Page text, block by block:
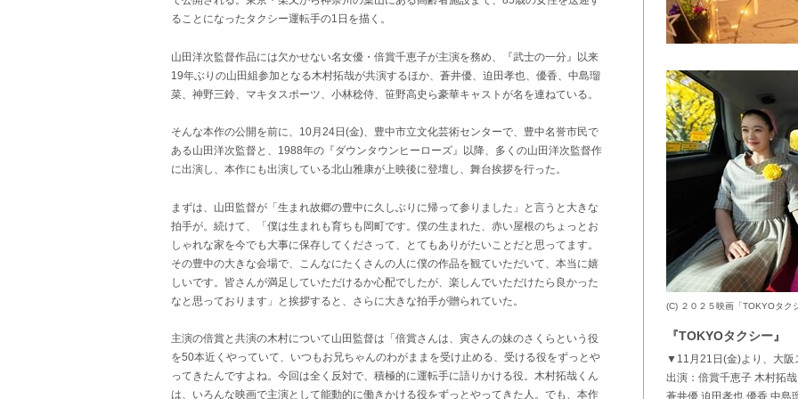
ることになったタクシー運転手の1日を描く。
山田洋次監督作品には欠かせない名女優・倍賞千恵子が主演を務め、『武士の一分』以来
19年ぶりの山田組参加となる木村拓哉が共演するほか、蒼井優、迫田孝也、優香、中島瑠
菜、神野三鈴、マキタスポーツ、小林稔侍、笹野高史ら豪華キャストが名を連ねている。
そんな本作の公開を前に、10月24日(金)、豊中市立文化芸術センターで、豊中名誉市民で
ある山田洋次監督と、1988年の『ダウンタウンヒーローズ』以降、多くの山田洋次監督作
に出演し、本作にも出演している北山雅康が上映後に登壇し、舞台挨拶を行った。
まずは、山田監督が「生まれ故郷の豊中に久しぶりに帰って参りました」と言うと大きな
拍手が。続けて、「僕は生まれも育ちも岡町です。僕の生まれた、赤い屋根のちょっとお
しゃれな家を今でも大事に保存してくださって、とてもありがたいことだと思ってます。
その豊中の大きな会場で、こんなにたくさんの人に僕の作品を観ていただいて、本当に嬉
しいです。皆さんが満足していただけるか心配でしたが、楽しんでいただけたら良かった
なと思っております」と挨拶すると、さらに大きな拍手が贈られていた。
主演の倍賞と共演の木村について山田監督は「倍賞さんは、寅さんの妹のさくらという役
を50本近くやっていて、いつもお兄ちゃんのわがままを受け止める、受ける役をずっとや
ってきたんですよね。今回は全く反対で、積極的に運転手に語りかける役。木村拓哉くん
は、いろんな映画で主演として能動的に働きかける役をずっとやってきた人。でも、本作
(C) ２０２５映画「TOKYOタク
『TOKYOタクシー』
▼11月21日(金)より、大阪
出演：倍賞千恵子 木村拓哉
蒼井優 迫田孝也 優香 中島